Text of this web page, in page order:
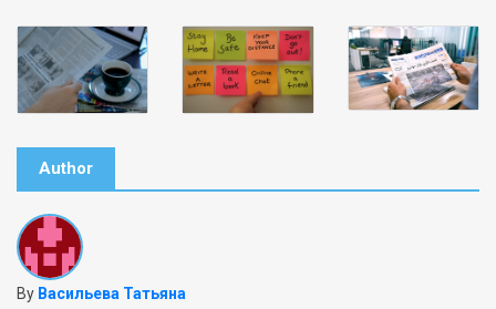
Author
By Васильева Татьяна